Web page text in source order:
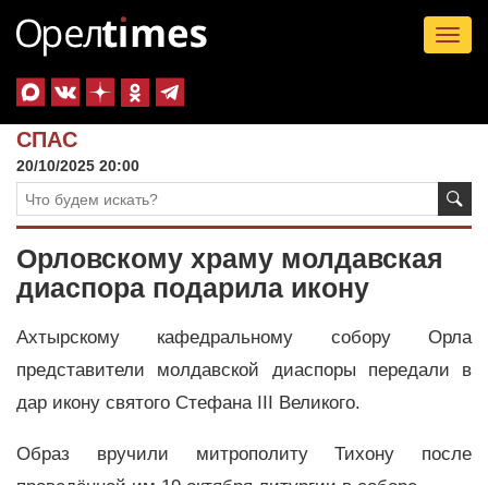
СПАС
20/10/2025 20:00
Орловскому храму молдавская
диаспора подарила икону
Ахтырскому кафедральному собору Орла
представители молдавской диаспоры передали в
дар икону святого Стефана III Великого.
Образ вручили митрополиту Тихону после